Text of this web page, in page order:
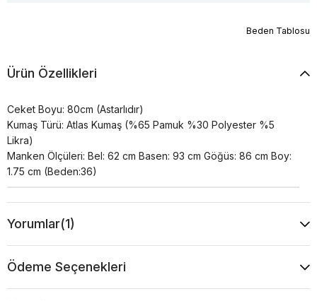
Beden Tablosu
Ürün Özellikleri
Ceket Boyu: 80cm (Astarlıdır)
Kumaş Türü: Atlas Kumaş (%65 Pamuk %30 Polyester %5
Likra)
Manken Ölçüleri: Bel: 62 cm Basen: 93 cm Göğüs: 86 cm Boy:
1.75 cm (Beden:36)
Yorumlar(1)
Ödeme Seçenekleri